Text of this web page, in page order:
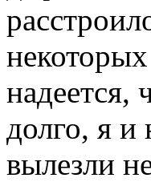
надеется,
долго, я и
вылезли